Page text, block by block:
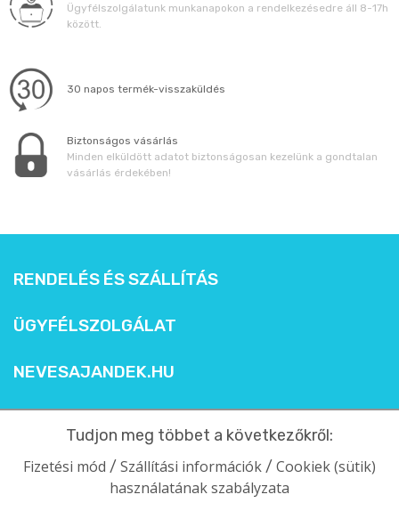
Ügyfélszolgálatunk munkanapokon a rendelkezésedre áll 8-17h
között.
30 napos termék-visszaküldés
Biztonságos vásárlás
Minden elküldött adatot biztonságosan kezelünk a gondtalan
vásárlás érdekében!
RENDELÉS ÉS SZÁLLÍTÁS
ÜGYFÉLSZOLGÁLAT
NEVESAJANDEK.HU
Tudjon meg többet a következőkről:
Fizetési mód / Szállítási információk / Cookiek (sütik)
használatának szabályzata